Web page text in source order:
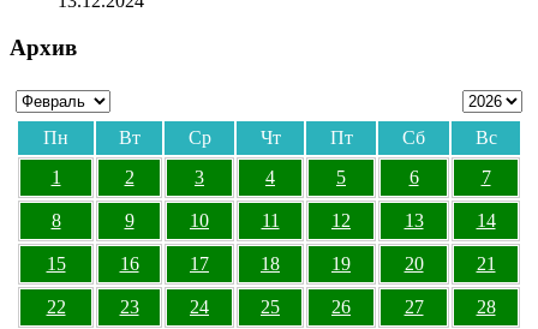
Архив
Пн Вт Ср Чт Пт Сб
Вс
1
2 3 4 5 6 7
8 9 10 11 12 13 14
15 16 17 18 19 20 21
22 23 24 25 26 27 28